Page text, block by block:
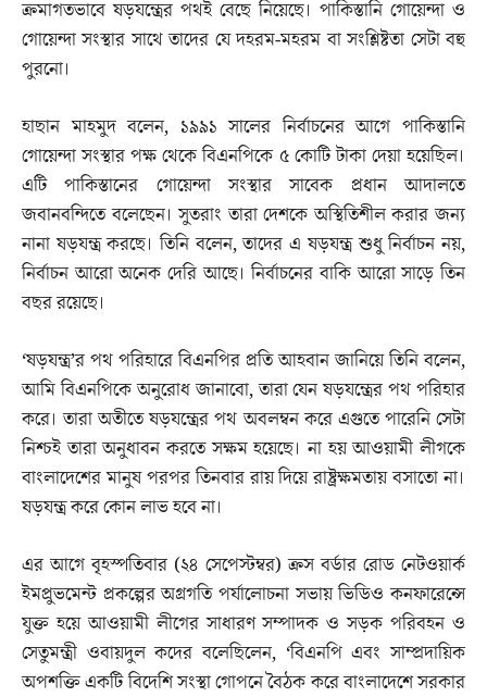
ক্রমাগতভাবে ষড়যন্ত্রের পথই বেছে নিয়েছে। পাকিস্তানি গোয়েন্দা ও
গোয়েন্দা সংস্থার সাথে তাদের যে দহরম-মহরম বা সংশ্লিষ্টতা সেটা বহু
পুরনো।
হাছান মাহমুদ বলেন, ১৯৯১ সালের নির্বাচনের আগে পাকিস্তানি
গোয়েন্দা সংস্থার পক্ষ থেকে বিএনপিকে ৫ কোটি টাকা দেয়া হয়েছিল।
এটি পাকিস্তানের গোয়েন্দা সংস্থার সাবেক প্রধান আদালতে
জবানবন্দিতে বলেছেন। সুতরাং তারা দেশকে অস্থিতিশীল করার জন্য
নানা ষড়যন্ত্র করছে। তিনি বলেন, তাদের এ ষড়যন্ত্র শুধু নির্বাচন নয়,
নির্বাচন আরো অনেক দেরি আছে। নির্বাচনের বাকি আরো সাড়ে তিন
বছর রয়েছে।
‘ষড়যন্ত্র’র পথ পরিহারে বিএনপির প্রতি আহবান জানিয়ে তিনি বলেন,
আমি বিএনপিকে অনুরোধ জানাবো, তারা যেন ষড়যন্ত্রের পথ পরিহার
করে। তারা অতীতে ষড়যন্ত্রের পথ অবলম্বন করে এগুতে পারেনি সেটা
নিশ্চই তারা অনুধাবন করতে সক্ষম হয়েছে। না হয় আওয়ামী লীগকে
বাংলাদেশের মানুষ পরপর তিনবার রায় দিয়ে রাষ্ট্রক্ষমতায় বসাতো না।
ষড়যন্ত্র করে কোন লাভ হবে না।
এর আগে বৃহস্পতিবার (২৪ সেপেস্টম্বর) ক্রস বর্ডার রোড নেটওয়ার্ক
ইমপ্রুভমেন্ট প্রকল্পের অগ্রগতি পর্যালোচনা সভায় ভিডিও কনফারেন্সে
যুক্ত হয়ে আওয়ামী লীগের সাধারণ সম্পাদক ও সড়ক পরিবহন ও
সেতুমন্ত্রী ওবায়দুল কদের বলেছিলেন, ‘বিএনপি এবং সাম্প্রদায়িক
অপশক্তি একটি বিদেশি সংস্থা গোপনে বৈঠক করে বাংলাদেশে সরকার